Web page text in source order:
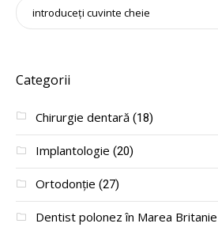
Categorii
Chirurgie dentară (18)
Implantologie (20)
Ortodonție (27)
Dentist polonez în Marea Britanie